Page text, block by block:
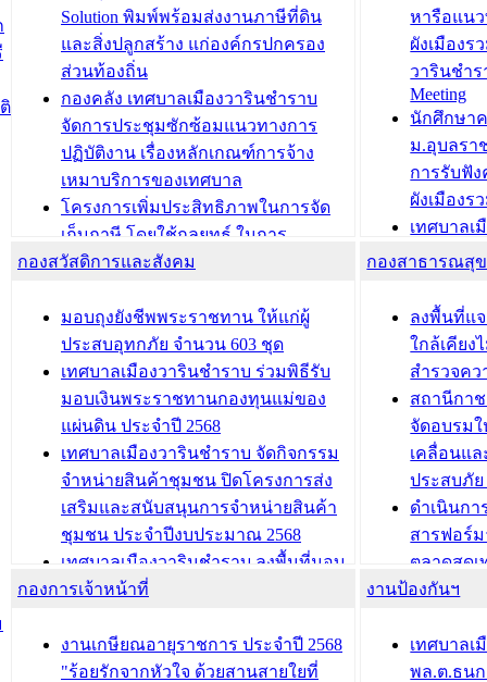
สำนักทะเบียนท้องถิ่นเทศบาลเมือง
วารินชำราบ ดำเนินการมอบทะเบียน
บ้าน ทร.14 และบัตรประจำตัว
ประชาชนบุคคลประเภท 8 แก่บุคคลที่
ได้รับการเพิ่มชื่อในทะเบียนบ้าน
(ท.ร.14) กรณีคนไม่มีสัญชาติไทยได้รับ
อนุญาตให้มีถิ่นที่อยู่
ประชุมคณะกรรมการประเมินผลการ
ควบคุมภายในของ สำนัก/กอง/
โรงเรียน/ศูนย์พัฒนาเด็กเล็ก/สถานธนา
บทความ อื่นๆ ...
ชีวา สร้า
ขับเคลื่อน
“เมืองแห่
บทความ อื่นๆ ...
Solution พิมพ์พร้อมส่งงานภาษีที่ดิน
และสิ่งปลูกสร้าง แก่องค์กรปกครอง
ส่วนท้องถิ่น
กองคลัง เทศบาลเมืองวารินชำราบ
จัดการประชุมซักซ้อมแนวทางการ
ปฏิบัติงาน เรื่องหลักเกณฑ์การจ้าง
เหมาบริการของเทศบาล
โครงการเพิ่มประสิทธิภาพในการจัด
เก็บภาษี โดยใช้กลยุทธ์ ในการ
พัฒนาการจัดเก็บรายได้ ประจำปี พ.ศ.
เทศบาลเมืองวารินชำราบ ร่วมการ
ประชุมวิชาการระดับนานาชาติและ
นิทรรศการด้านนวัตกรรมท้องถิ่น 2568
และรับรางวัลทีมนักวิจัยดีเด่นจาก
นวัตกรรมโครงการทะเบียนภาษีป้าย
ประชุมผู้เช่าอาคารพาณิชย์ บริเวณ
ถนนเกษมสุขและถนนประทุมเทพภักดี
บทความ อื่นๆ ...
หารือแน
ผังเมืองร
วารินชำร
Meeting
นักศึกษา
ม.อุบลรา
การรับฟั
ผังเมืองร
เทศบาลเ
โครงการ
เทศบาล
รับฟังคว
ผังเมือง
วารินชำ
เทศบาล
ซักซ้อมแ
ประโยช
บทความ อื่นๆ ...
กองสวัสดิการและสังคม
มอบถุงยังชีพพระราชทาน ให้แก่ผู้
ประสบอุทกภัย จำนวน 603 ชุด
เทศบาลเมืองวารินชำราบ ร่วมพิธีรับ
มอบเงินพระราชทานกองทุนแม่ของ
แผ่นดิน ประจำปี 2568
เทศบาลเมืองวารินชำราบ จัดกิจกรรม
จำหน่ายสินค้าชุมชน ปิดโครงการส่ง
เสริมและสนับสนุนการจำหน่ายสินค้า
ชุมชน ประจำปีงบประมาณ 2568
เทศบาลเมืองวารินชำราบ ลงพื้นที่มอบ
น้ำดื่มแก่ผู้พักอาศัย ณ ศูนย์พักพิง
กองสวัสดิการสังคม เทศบาลเมือง
วารินชำราบ จัดโครงการอบรมอาชีพ
กองสาธารณสุ
ลงพื้นที่แ
ใกล้เคียง
สำรวจค
สถานีกา
จัดอบรม
เคลื่อนแ
ประสบภั
ดำเนินกา
สารฟอร์
ตลาดสดเ
วารินชำร
ถนนแก่เ
เด็กเล็ก
กองการเจ้าหน้าที่
งานเกษียณอายุราชการ ประจำปี 2568
"ร้อยรักจากหัวใจ ด้วยสานสายใยที่
งานป้องกันฯ
เทศบาลเ
พล.ต.ธน